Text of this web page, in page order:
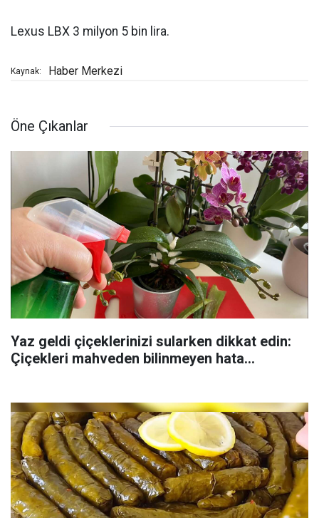
Lexus LBX 3 milyon 5 bin lira.
Kaynak: Haber Merkezi
Öne Çıkanlar
Yaz geldi çiçeklerinizi sularken dikkat edin:
Çiçekleri mahveden bilinmeyen hata...